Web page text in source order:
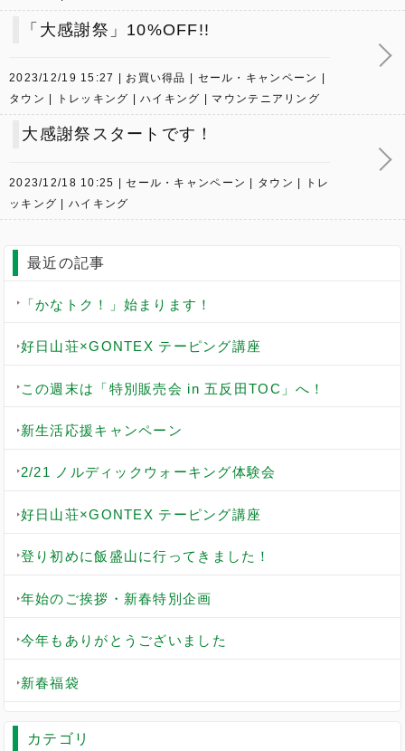
「大感謝祭」10%OFF!!
2023/12/19 15:27 お買い得品
セール・キャンペーン
タウン
トレッキング ハイキング マウンテニアリング
大感謝祭スタートです！
2023/12/18 10:25 セール・キャンペーン タウン
トレ
ッキング
ハイキング
最近の記事
「かなトク！」始まります！
好日山荘×GONTEX テーピング講座
この週末は「特別販売会 in 五反田TOC」へ！
新生活応援キャンペーン
2/21 ノルディックウォーキング体験会
好日山荘×GONTEX テーピング講座
登り初めに飯盛山に行ってきました！
年始のご挨拶・新春特別企画
今年もありがとうございました
新春福袋
カテゴリ